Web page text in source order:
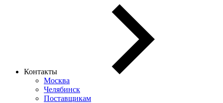
Контакты
Москва
Челябинск
Поставщикам